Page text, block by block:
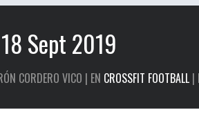
Sept 2019
CORDERO VICO | EN CROSSFIT FOOTBALL |